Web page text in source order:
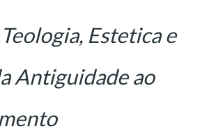
Estetica e
Antiguidade ao